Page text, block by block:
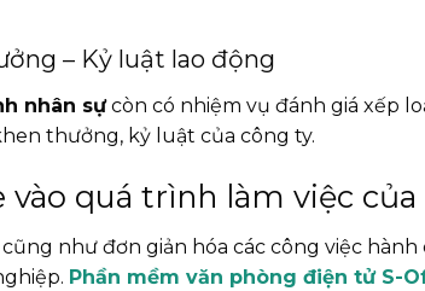
– Kỷ luật lao động
nhân sựcòn có nhiệm vụ đánh giá xếp
thưởng, kỷ luật của công ty.
quá trình làm việc
như đơn giản hóa các công việc
Phần mềm văn phòng điện tử S-